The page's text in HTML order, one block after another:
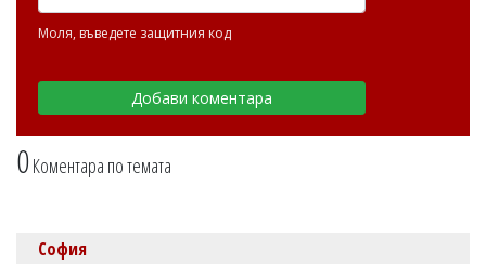
0Коментара по темата
Моля, въведете защитния код
София